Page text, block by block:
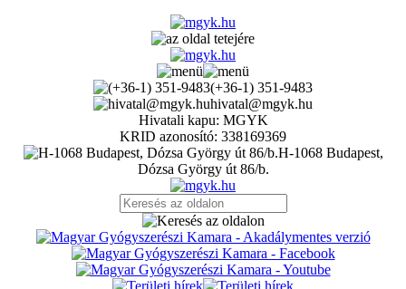
(+36-1) 351-9483
hivatal@mgyk.hu
Hivatali kapu: MGYK
KRID azonosító: 338169369
H-1068 Budapest,
Dózsa György út 86/b.